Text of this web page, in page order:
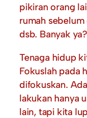
pikiran orang
rumah
dsb. Banyak
Tenaga hidup
Fokuslah pada
difokuskan.
lakukan hanya
lain, tapi kita